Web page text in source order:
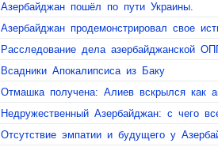
Азербайджан пошёл по пути Украины.
Азербайджан продемонстрировал свое
Расследование дела азербайджанской
Всадники Апокалипсиса из Баку
Отмашка получена: Алиев вскрылся как
Недружественный Азербайджан: с чего
Отсутствие эмпатии и будущего у